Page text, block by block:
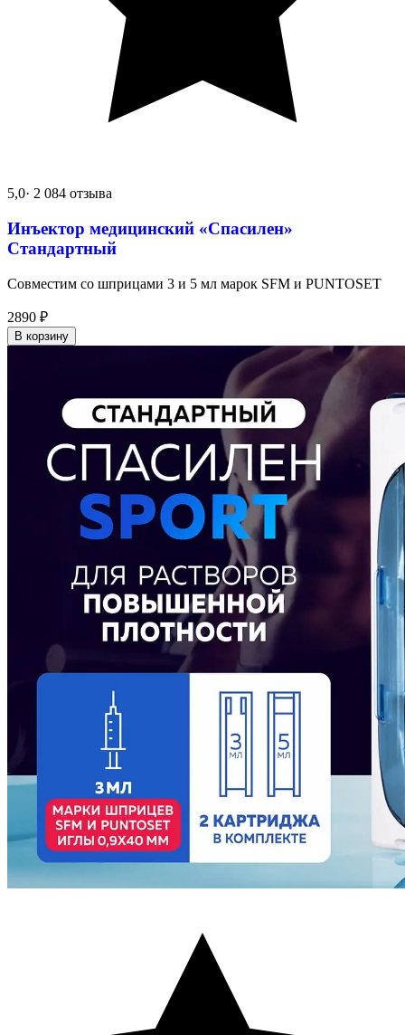
5,0· 2 084 отзыва
Инъектор медицинский «Спасилен»
Стандартный
Совместим со шприцами 3 и 5 мл марок SFM и PUNTOSET
2890 ₽
В корзину